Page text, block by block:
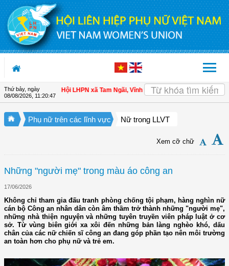
Truy cập nội dung luôn
Thứ bảy, ngày
08/08/2026, 11:20:48
hội viên | Hội LHPN xã Tam Ngãi, Vĩnh Long sơ kết công tác Hội và
Phụ nữ trên các lĩnh vực Nữ trong LLVT
Xem cỡ chữ
Những "người mẹ" trong màu áo công an
17/06/2026
Không chỉ tham gia đấu tranh phòng chống tội phạm, hàng nghìn nữ
cán bộ Công an nhân dân còn âm thầm trở thành những "người mẹ",
những nhà thiện nguyện và những tuyên truyền viên pháp luật ở cơ
sở. Từ vùng biên giới xa xôi đến những bản làng nghèo khó, dấu
chân của các nữ chiến sĩ công an đang góp phần tạo nên môi trường
an toàn hơn cho phụ nữ và trẻ em.